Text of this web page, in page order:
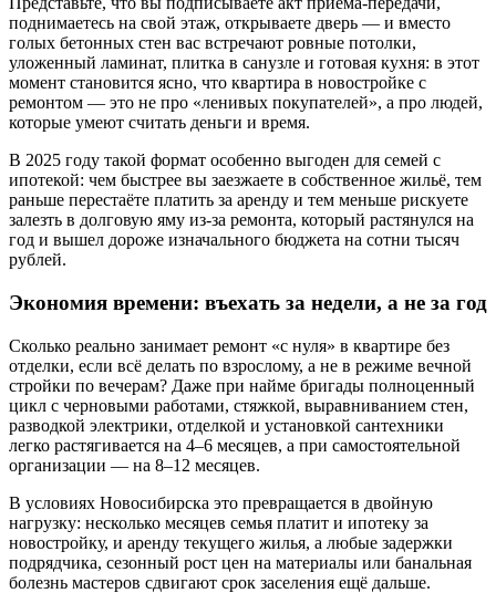
поднимаетесь на свой этаж, открываете дверь — и вместо
голых бетонных стен вас встречают ровные потолки,
уложенный ламинат, плитка в санузле и готовая кухня: в этот
момент становится ясно, что квартира в новостройке с
ремонтом — это не про «ленивых покупателей», а про людей,
которые умеют считать деньги и время.
В 2025 году такой формат особенно выгоден для семей с
ипотекой: чем быстрее вы заезжаете в собственное жильё, тем
раньше перестаёте платить за аренду и тем меньше рискуете
залезть в долговую яму из-за ремонта, который растянулся на
год и вышел дороже изначального бюджета на сотни тысяч
рублей.
Экономия времени: въехать за недели, а не за год
Сколько реально занимает ремонт «с нуля» в квартире без
отделки, если всё делать по взрослому, а не в режиме вечной
стройки по вечерам? Даже при найме бригады полноценный
цикл с черновыми работами, стяжкой, выравниванием стен,
разводкой электрики, отделкой и установкой сантехники
легко растягивается на 4–6 месяцев, а при самостоятельной
организации — на 8–12 месяцев.
В условиях Новосибирска это превращается в двойную
нагрузку: несколько месяцев семья платит и ипотеку за
новостройку, и аренду текущего жилья, а любые задержки
подрядчика, сезонный рост цен на материалы или банальная
болезнь мастеров сдвигают срок заселения ещё дальше.